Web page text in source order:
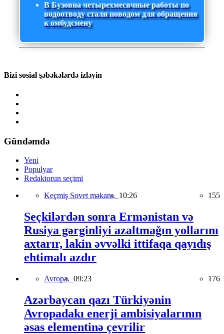
В Бузовна четырехмесячные работы по
водоотводу стали поводом для обращения
к омбудсмену
Bizi sosial şəbəkələrdə izləyin
Gündəmdə
Yeni
Populyar
Redaktorun seçimi
Keçmiş Sovet məkanı, 10:26 155
Seçkilərdən sonra Ermənistan və
Rusiya gərginliyi azaltmağın yollarını
axtarır, lakin əvvəlki ittifaqa qayıdış
ehtimalı azdır
Avropa, 09:23 176
Azərbaycan qazı Türkiyənin
Avropadakı enerji ambisiyalarının
əsas elementinə çevrilir